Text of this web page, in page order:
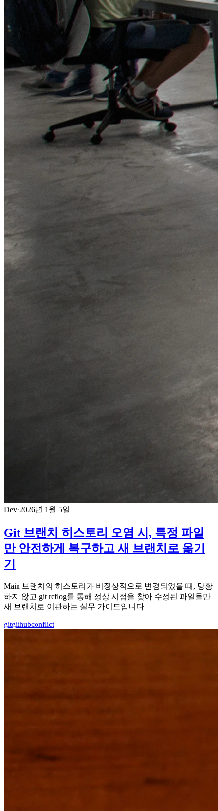
Dev·2026년 1월 5일
Git 브랜치 히스토리 오염 시, 특정 파일
만 안전하게 복구하고 새 브랜치로 옮기
기
Main 브랜치의 히스토리가 비정상적으로 변경되었을 때, 당황
하지 않고 git reflog를 통해 정상 시점을 찾아 수정된 파일들만
새 브랜치로 이관하는 실무 가이드입니다.
gitgithubconflict